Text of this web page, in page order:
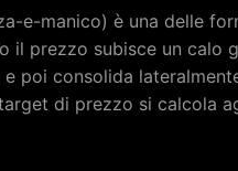
e-manico) è una delle
il prezzo subisce un calo
poi consolida
di prezzo si calcola